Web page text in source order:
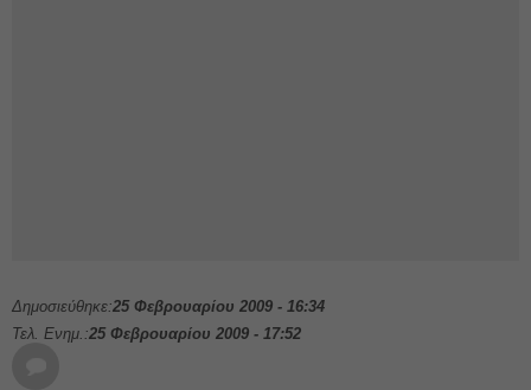
Δημοσιεύθηκε:25 Φεβρουαρίου 2009 - 16:34
Τελ. Ενημ.:25 Φεβρουαρίου 2009 - 17:52